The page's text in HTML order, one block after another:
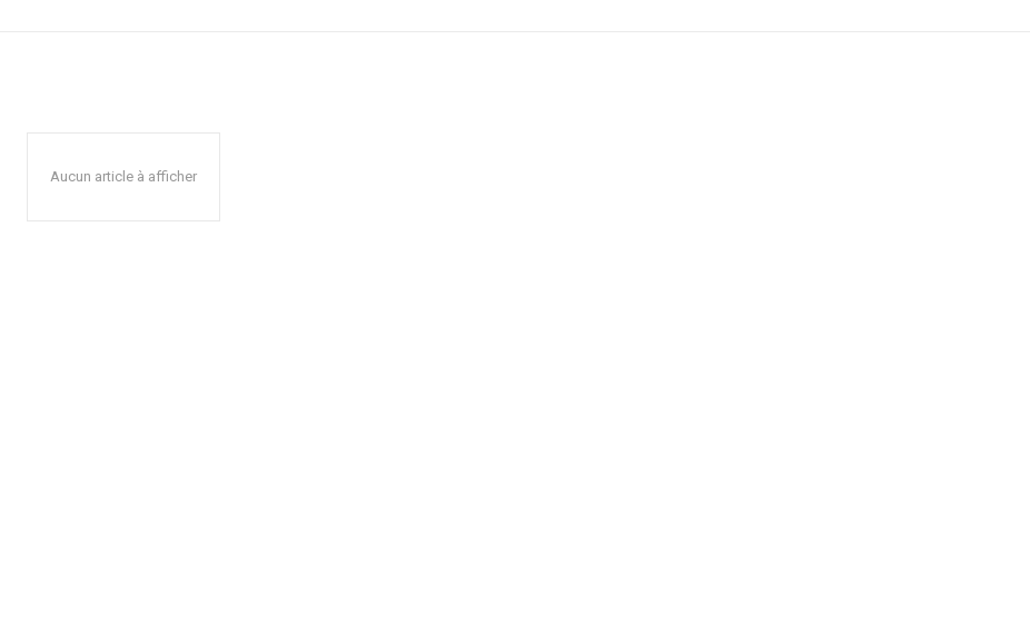
Aucun article à afficher